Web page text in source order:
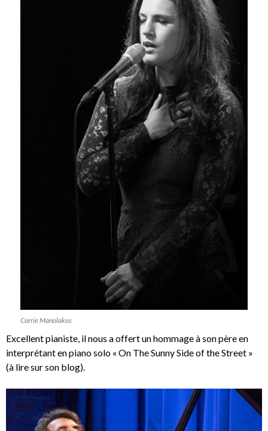
Carrie Manolakos
Excellent pianiste, il nous a offert un hommage à son père en
interprétant en piano solo « On The Sunny Side of the Street »
(à lire sur son blog).